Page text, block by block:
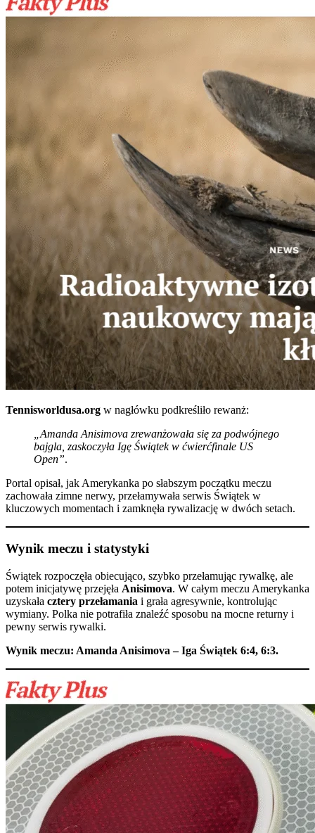
Tennisworldusa.org w nagłówku podkreśliło rewanż:
„Amanda Anisimova zrewanżowała się za podwójnego
bajgla, zaskoczyła Igę Świątek w ćwierćfinale US
Open”.
Portal opisał, jak Amerykanka po słabszym początku meczu
zachowała zimne nerwy, przełamywała serwis Świątek w
kluczowych momentach i zamknęła rywalizację w dwóch setach.
Wynik meczu i statystyki
Świątek rozpoczęła obiecująco, szybko przełamując rywalkę, ale
potem inicjatywę przejęła Anisimova. W całym meczu Amerykanka
uzyskała cztery przełamania i grała agresywnie, kontrolując
wymiany. Polka nie potrafiła znaleźć sposobu na mocne returny i
pewny serwis rywalki.
Wynik meczu: Amanda Anisimova – Iga Świątek 6:4, 6:3.